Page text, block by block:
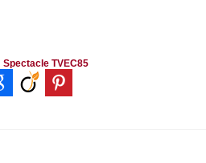
Spectacle TVEC85